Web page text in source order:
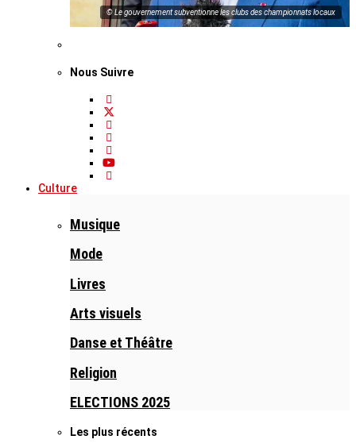
© Le gouvernement subventionne les clubs des championnats locaux
Nous Suivre
Culture
Musique
Mode
Livres
Arts visuels
Danse et Théâtre
Religion
ELECTIONS 2025
Les plus récents